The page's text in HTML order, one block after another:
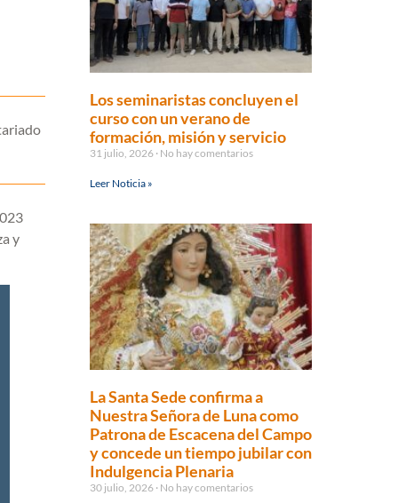
y
Los seminaristas concluyen el
curso con un verano de
formación, misión y servicio
31 julio, 2026 No hay comentarios
Leer Noticia »
La Santa Sede confirma a
Nuestra Señora de Luna como
Patrona de Escacena del Campo
y concede un tiempo jubilar con
Indulgencia Plenaria
30 julio, 2026 No hay comentarios